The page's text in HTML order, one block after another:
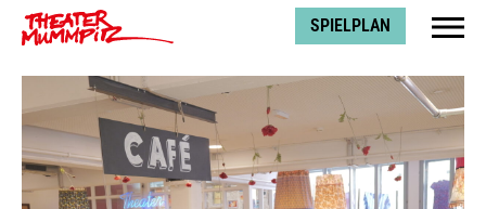
Theater Mummpitz SPIELPLAN